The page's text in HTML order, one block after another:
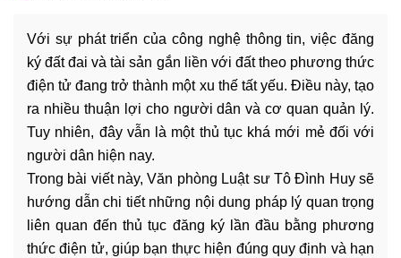
LIÊN
HỆ
Với sự phát triển của công nghệ thông tin, việc đăng
ký đất đai và tài sản gắn liền với đất theo phương thức
điện tử đang trở thành một xu thế tất yếu. Điều này, tạo
ra nhiều thuận lợi cho người dân và cơ quan quản lý.
Tuy nhiên, đây vẫn là một thủ tục khá mới mẻ đối với
người dân hiện nay.
Trong bài viết này, Văn phòng Luật sư Tô Đình Huy sẽ
hướng dẫn chi tiết những nội dung pháp lý quan trọng
liên quan đến thủ tục đăng ký lần đầu bằng phương
thức điện tử, giúp bạn thực hiện đúng quy định và hạn